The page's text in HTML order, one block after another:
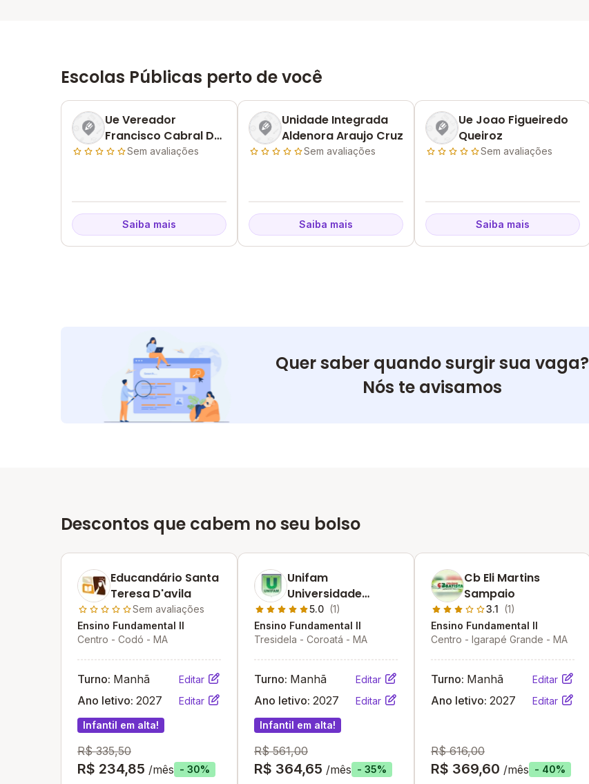
Escolas Públicas perto de você
Ue Vereador
Francisco Cabral De
Santana
Sem avaliações
Saiba mais
Unidade Integrada
Aldenora Araujo Cruz
Sem avaliações
Saiba mais
Ue Joao Figueiredo
Queiroz
Sem avaliações
Saiba mais
Quer saber quando surgir sua vaga?
Nós te avisamos
Descontos que cabem no seu bolso
Educandário Santa
Teresa D'avila
Sem avaliações
Ensino Fundamental II
Centro - Codó - MA
Turno: Manhã Editar
Ano letivo: 2027 Editar
Infantil em alta!
R$ 335,50
R$ 234,85 /mês - 30%
Unifam
Universidade
Infantil Angélica De
Moura
5.0 (1)
Ensino Fundamental II
Tresidela - Coroatá - MA
Turno: Manhã Editar
Ano letivo: 2027 Editar
Infantil em alta!
R$ 561,00
R$ 364,65 /mês - 35%
Cb Eli Martins
Sampaio
3.1 (1)
Ensino Fundamental II
Centro - Igarapé Grande - MA
Turno: Manhã Editar
Ano letivo: 2027 Editar
R$ 616,00
R$ 369,60 /mês - 40%